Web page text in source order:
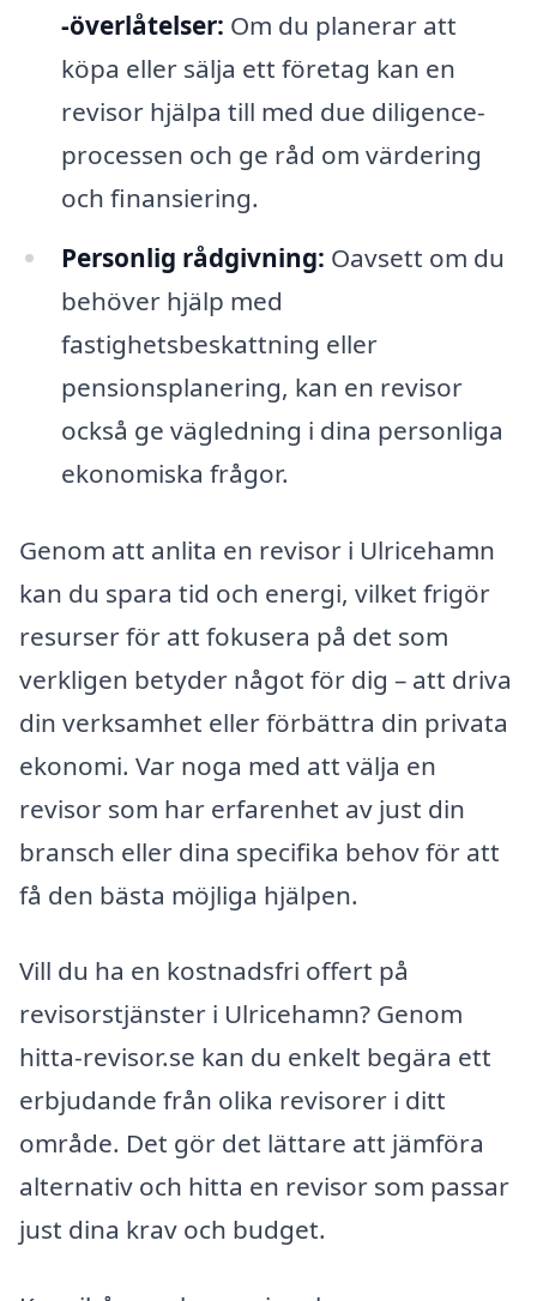
-överlåtelser: Om du planerar att
köpa eller sälja ett företag kan en
revisor hjälpa till med due diligence-
processen och ge råd om värdering
och finansiering.
Personlig rådgivning: Oavsett om du
behöver hjälp med
fastighetsbeskattning eller
pensionsplanering, kan en revisor
också ge vägledning i dina personliga
ekonomiska frågor.
Genom att anlita en revisor i Ulricehamn
kan du spara tid och energi, vilket frigör
resurser för att fokusera på det som
verkligen betyder något för dig – att driva
din verksamhet eller förbättra din privata
ekonomi. Var noga med att välja en
revisor som har erfarenhet av just din
bransch eller dina specifika behov för att
få den bästa möjliga hjälpen.
Vill du ha en kostnadsfri offert på
revisorstjänster i Ulricehamn? Genom
hitta-revisor.se kan du enkelt begära ett
erbjudande från olika revisorer i ditt
område. Det gör det lättare att jämföra
alternativ och hitta en revisor som passar
just dina krav och budget.